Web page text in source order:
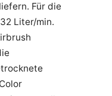
Für die
Liter/min.